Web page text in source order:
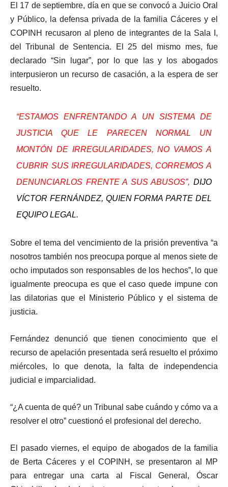
El 17 de septiembre, día en que se convocó a Juicio Oral
y Público, la defensa privada de la familia Cáceres y el
COPINH recusaron al pleno de integrantes de la Sala I,
del Tribunal de Sentencia. El 25 del mismo mes, fue
declarado “Sin lugar”, por lo que las y los abogados
interpusieron un recurso de casación, a la espera de ser
resuelto.
“ESTAMOS ENFRENTANDO A UN SISTEMA DE
JUSTICIA QUE LE PARECEN NORMAL UN
MONTÓN DE IRREGULARIDADES, NO VAMOS A
CUBRIR SUS IRREGULARIDADES, CORREMOS A
DENUNCIARLOS FRENTE A SUS ABUSOS”, DIJO
VÍCTOR FERNÁNDEZ, QUIEN FORMA PARTE DEL
EQUIPO LEGAL.
Sobre el tema del vencimiento de la prisión preventiva “a
nosotros también nos preocupa porque al menos siete de
ocho imputados son responsables de los hechos”, lo que
igualmente preocupa es que el caso quede impune con
las dilatorias que el Ministerio Público y el sistema de
justicia.
Fernández denunció que tienen conocimiento que el
recurso de apelación presentada será resuelto el próximo
miércoles, lo que denota, la falta de independencia
judicial e imparcialidad.
“¿A cuenta de qué? un Tribunal sabe cuándo y cómo va a
resolver el otro” cuestionó el profesional del derecho.
El pasado viernes, el equipo de abogados de la familia
de Berta Cáceres y el COPINH, se presentaron al MP
para entregar una carta al Fiscal General, Óscar